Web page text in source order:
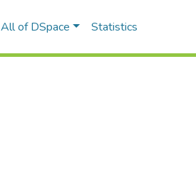
All of DSpace Statistics